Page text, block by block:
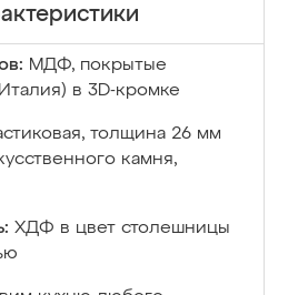
МДФ, покрытые
в 3D-кромке
толщина 26 мм
камня,
ХДФ в цвет столешницы